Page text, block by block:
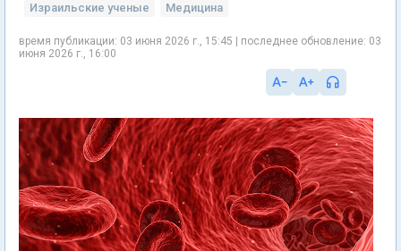
Израильские ученые Медицина
время публикации: 03 июня 2026 г., 15:45 | последнее обновление: 03
июня 2026 г., 16:00